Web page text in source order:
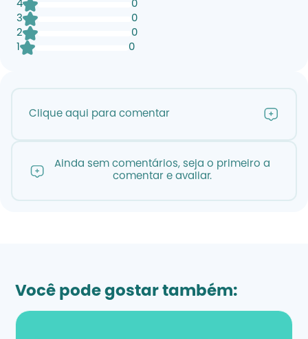
4
0
3
0
2
0
1
0
Clique aqui para comentar
Ainda sem comentários, seja o primeiro a
comentar e avaliar.
Você pode gostar também: